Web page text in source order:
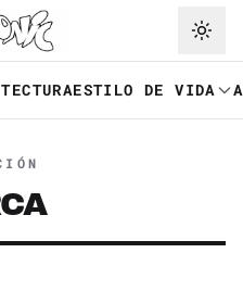
ESTILO DE VIDA